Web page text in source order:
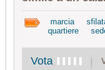
marcia
quartiere
Vota